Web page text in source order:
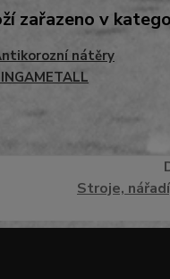
zařazeno v
nátěry
Stroje,